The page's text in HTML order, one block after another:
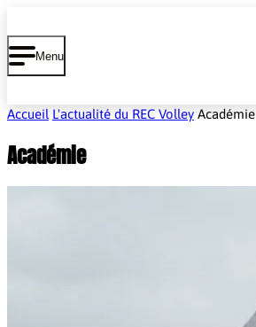
Menu
Accueil L'actualité du REC Volley Académie
Académie